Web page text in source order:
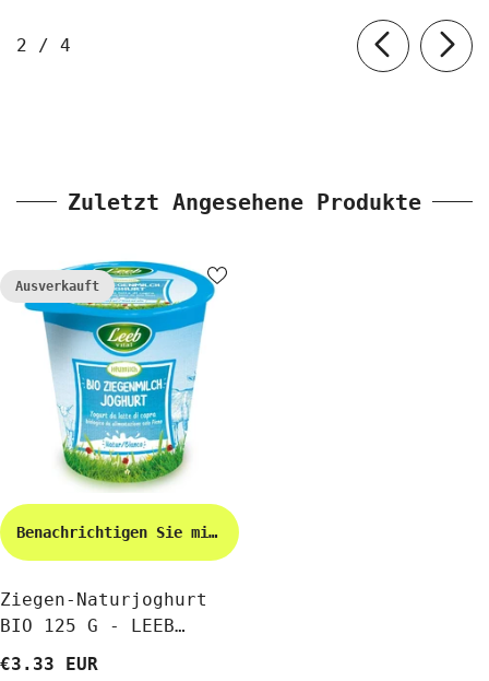
2 / von
4
Zuletzt Angesehene Produkte
Ausverkauft
Benachrichtigen Sie mich
Ziegen-Naturjoghurt
BIO 125 G - LEEB
VITAL
€3.33 EUR